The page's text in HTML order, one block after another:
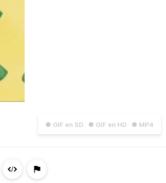
● GIF en SD ● GIF en HD ● MP4